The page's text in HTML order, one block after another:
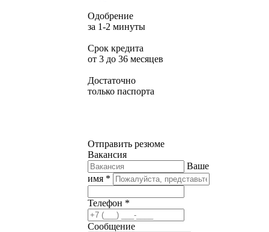
Одобрение
за 1-2 минуты
Срок кредита
от 3 до 36 месяцев
Достаточно
только паспорта
Отправить резюме
Вакансия
Ваше
имя *
Телефон *
Сообщение